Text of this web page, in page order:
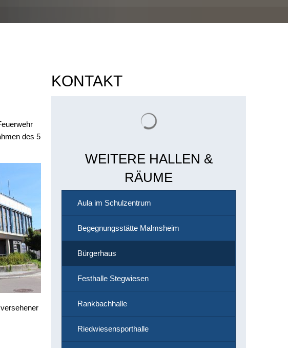
des 5
KONTAKT
WEITERE HALLEN &
RÄUME
Aula im Schulzentrum
Begegnungsstätte Malmsheim
Bürgerhaus
Festhalle Stegwiesen
Rankbachhalle
Riedwiesensporthalle